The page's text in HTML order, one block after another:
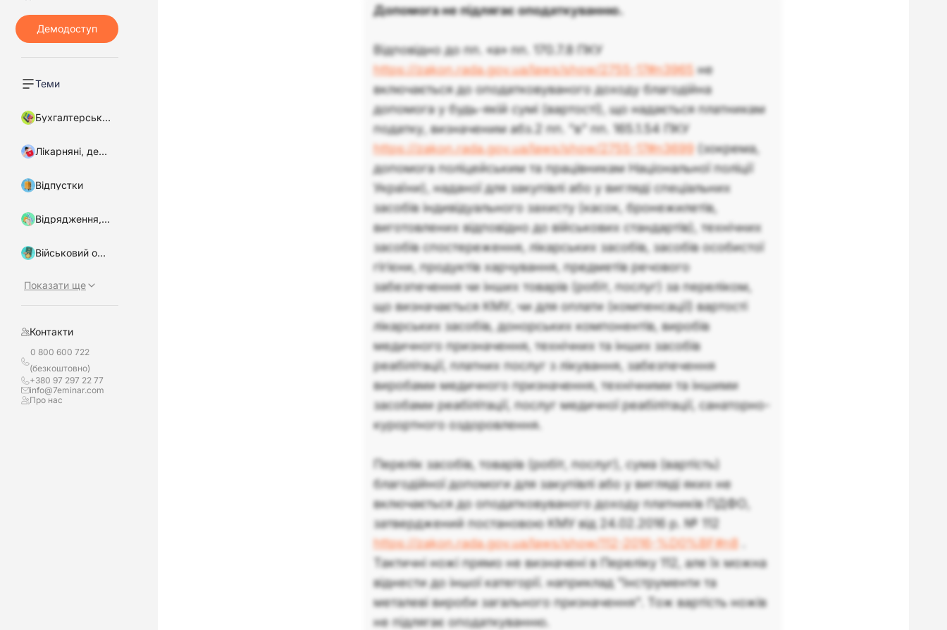
Теми
Бухгалтерський облік
Лікарняні, декретні
Відпустки
Відрядження, підзвітні кошти
Військовий облік, бронювання
Показати ще
Контакти
0 800 600 722
(безкоштовно)
+380 97 297 22 77
info@7eminar.com
Про нас
Допомога не підлягає оподаткуванню.
Відповідно до пп. «а» пп. 170.7.8 ПКУ
https://zakon.rada.gov.ua/laws/show/2755-17#n3965не
включається до оподатковуваного доходу благодійна
допомога у будь-якій сумі (вартості), що надається платникам
податку, визначеним абз.2 пп. "в" пп. 165.1.54 ПКУ
https://zakon.rada.gov.ua/laws/show/2755-17#n3699 (зокрема,
допомога поліцейським та працівникам Національної поліції
України), наданої для закупівлі або у вигляді спеціальних
засобів індивідуального захисту (касок, бронежилетів,
виготовлених відповідно до військових стандартів), технічних
засобів спостереження, лікарських засобів, засобів особистої
гігієни, продуктів харчування, предметів речового
забезпечення чи інших товарів (робіт, послуг) за переліком,
що визначається КМУ, чи для оплати (компенсації) вартості
лікарських засобів, донорських компонентів, виробів
медичного призначення, технічних та інших засобів
реабілітації, платних послуг з лікування, забезпечення
виробами медичного призначення, технічними та іншими
засобами реабілітації, послуг медичної реабілітації, санаторно-
курортного оздоровлення.
Перелік засобів, товарів (робіт, послуг), сума (вартість)
благодійної допомоги для закупівлі або у вигляді яких не
включається до оподатковуваного доходу платників ПДФО,
затверджений постановою КМУ від 24.02.2016 р. № 112
https://zakon.rada.gov.ua/laws/show/112-2016-%D0%BF#n8
Тактичні ножі прямо не визначені в Переліку 112, але їх можна
віднести до іншої категорії. наприклад "Інструменти та
металеві вироби загального призначення". Тож вартість ножів
не підлягає оподаткуванню.